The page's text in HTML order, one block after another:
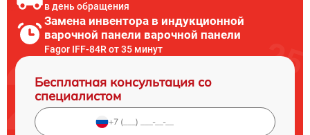
в день обращения
Замена инвентора в индукционной
варочной панели варочной панели
Fagor IFF-84R от 35 минут
Бесплатная консультация со
специалистом